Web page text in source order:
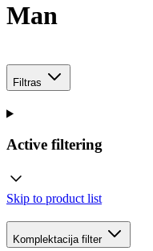
Man
Filtras
Active filtering
Skip to product list
Komplektacija filter